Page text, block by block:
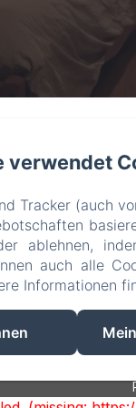
B&B
Via Vittorio
verwendet
Tracker (auch
ablehnen,
auch alle
Informationen